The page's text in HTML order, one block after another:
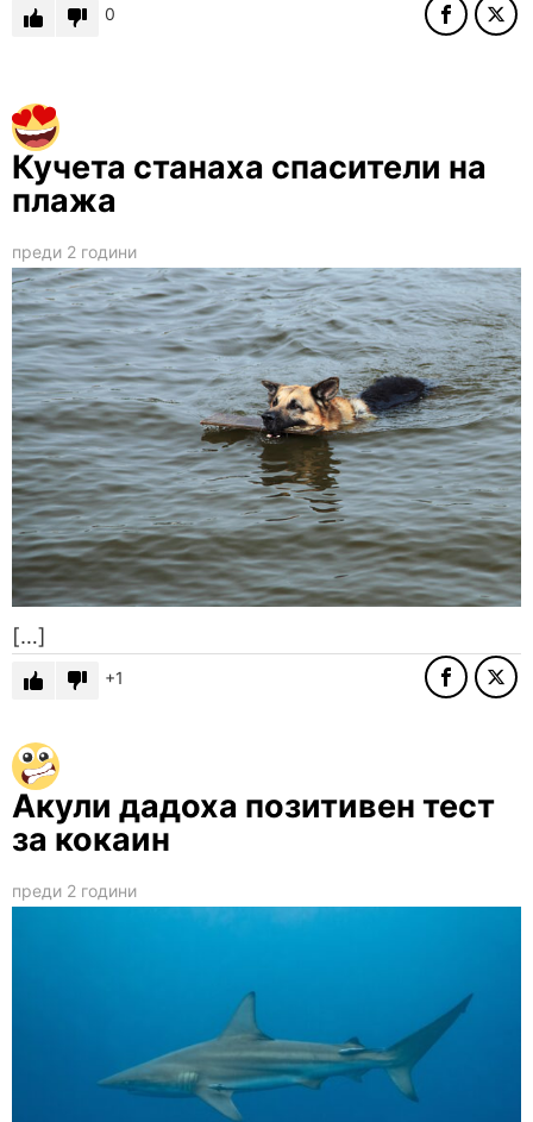
0
Кучета станаха спасители на
плажа
преди 2 години
[…]
1
Акули дадоха позитивен тест
за кокаин
преди 2 години